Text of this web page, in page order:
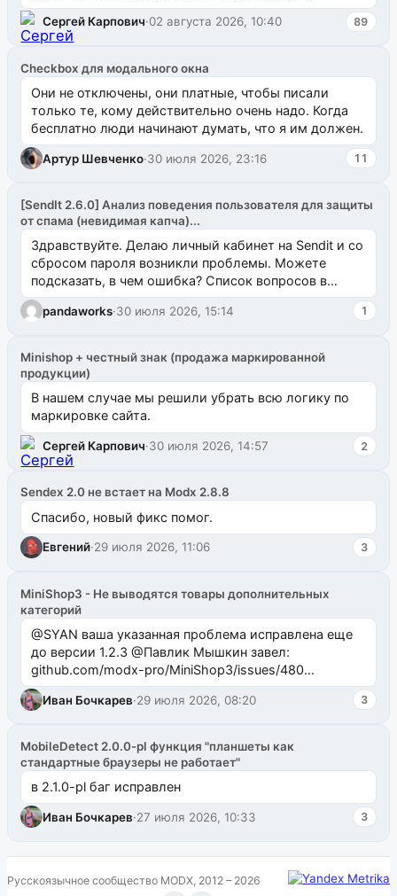
`uuid_1c`) VALUES ...
Сергей Карпович·02 августа 2026, 10:40 89
Checkbox для модального окна
Они не отключены, они платные, чтобы писали
только те, кому действительно очень надо. Когда
бесплатно люди начинают думать, что я им должен.
Артур Шевченко·30 июля 2026, 23:16 11
[SendIt 2.6.0] Анализ поведения пользователя для защиты
от спама (невидимая капча)...
Здравствуйте. Делаю личный кабинет на Sendit и со
сбросом пароля возникли проблемы. Можете
подсказать, в чем ошибка? Список вопросов в
одноименном разделе на modx.pro пока пуст, и,...
pandaworks·30 июля 2026, 15:14 1
Minishop + честный знак (продажа маркированной
продукции)
В нашем случае мы решили убрать всю логику по
маркировке сайта.
Сергей Карпович·30 июля 2026, 14:57 2
Sendex 2.0 не встает на Modx 2.8.8
Спасибо, новый фикс помог.
Евгений·29 июля 2026, 11:06 3
MiniShop3 - Не выводятся товары дополнительных
категорий
@SYAN ваша указанная проблема исправлена еще
до версии 1.2.3 @Павлик Мышкин завел:
github.com/modx-pro/MiniShop3/issues/480
github.com/modx-pro/MiniShop3/issues/481Исправим
в б...
Иван Бочкарев·29 июля 2026, 08:20 3
MobileDetect 2.0.0-pl функция "планшеты как
стандартные браузеры не работает"
в 2.1.0-pl баг исправлен
Иван Бочкарев·27 июля 2026, 10:33 3
Русскоязычное сообщество MODX, 2012 – 2026